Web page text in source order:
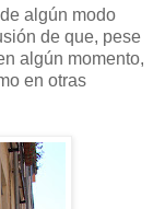
algún modo
de que, pese
algún momento,
en otras